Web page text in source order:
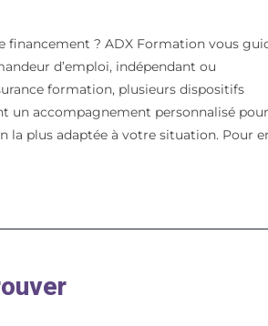
financement ? ADX Formation vous
d’emploi, indépendant ou
formation, plusieurs dispositifs
un accompagnement personnalisé pour
la plus adaptée à votre situation. Pour